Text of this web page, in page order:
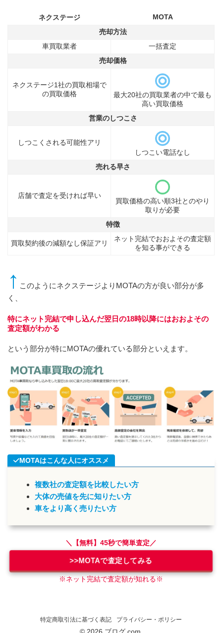
ネクステージ
MOTA
売却方法
車買取業者
一括査定
売却価格
ネクステージ1社の買取相場で
の買取価格
最大20社の買取業者の中で最も
高い買取価格
営業のしつこさ
しつこくされる可能性アリ
しつこい電話なし
売れる早さ
店舗で査定を受ければ早い
買取価格の高い順3社とのやり
取りが必要
特徴
買取契約後の減額なし保証アリ
ネット完結でおおよその査定額
を知る事ができる
↑ このようにネクステージよりMOTAの方が良い部分が多
く、
特にネット完結で申し込んだ翌日の18時以降にはおおよその
査定額がわかる
という部分が特にMOTAの優れている部分といえます。
MOTAはこんな人にオススメ
複数社の査定額を比較したい方
大体の売値を先に知りたい方
車をより高く売りたい方
＼【無料】45秒で簡単査定／
>>MOTAで査定してみる
※ネット完結で査定額が知れる※
特定商取引法に基づく表記 プライバシー・ポリシー